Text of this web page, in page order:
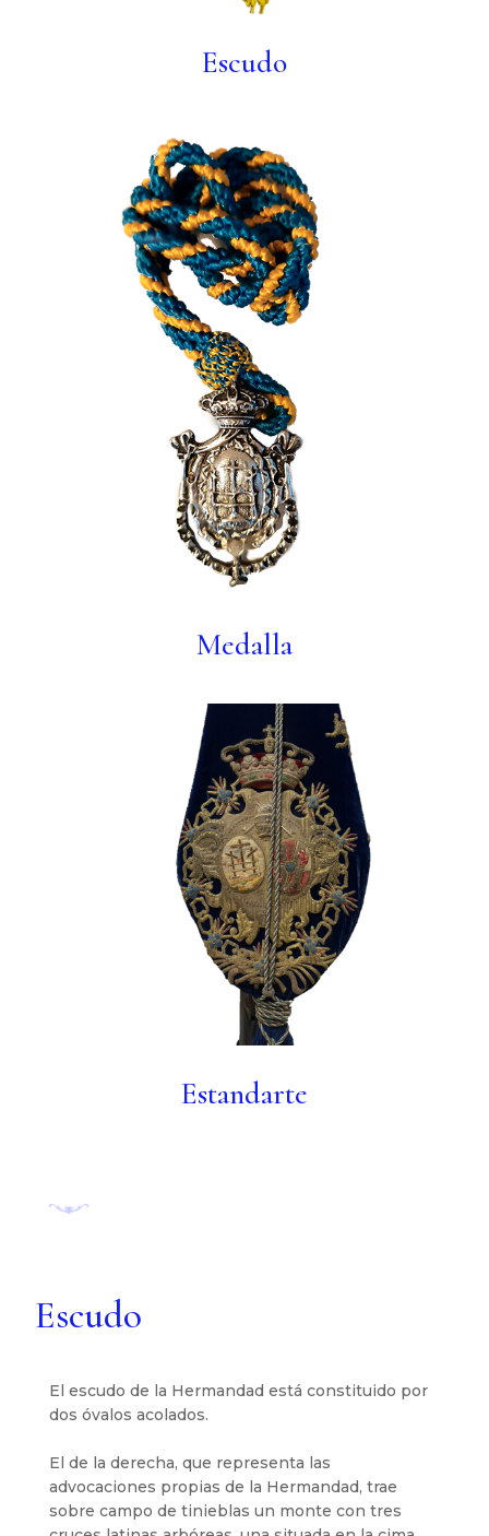
Escudo
Medalla
Estandarte
Escudo
El escudo de la Hermandad está constituido por
dos óvalos acolados.
El de la derecha, que representa las
advocaciones propias de la Hermandad, trae
sobre campo de tinieblas un monte con tres